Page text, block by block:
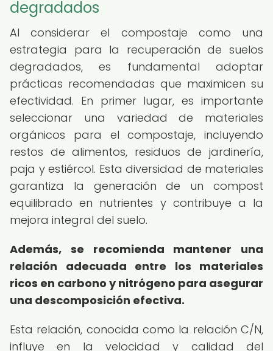
degradados
Al considerar el compostaje como una
estrategia para la recuperación de suelos
degradados, es fundamental adoptar
prácticas recomendadas que maximicen su
efectividad. En primer lugar, es importante
seleccionar una variedad de materiales
orgánicos para el compostaje, incluyendo
restos de alimentos, residuos de jardinería,
paja y estiércol. Esta diversidad de materiales
garantiza la generación de un compost
equilibrado en nutrientes y contribuye a la
mejora integral del suelo.
Además, se recomienda mantener una
relación adecuada entre los materiales
ricos en carbono y nitrógeno para asegurar
una descomposición efectiva.
Esta relación, conocida como la relación C/N,
influye en la velocidad y calidad del